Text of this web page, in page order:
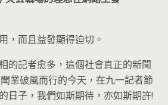
，而且益發顯得迫切。
的記者愈多，這個社會真正的新聞
業破風而行的今天，在九一記者節
日子，我們如斯期待，亦如斯期許!